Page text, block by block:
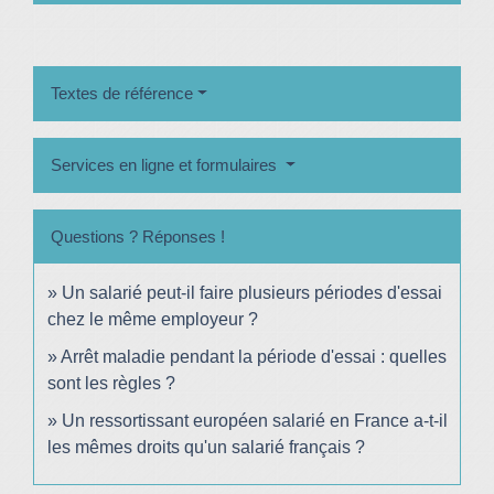
Textes de référence
Services en ligne et formulaires
Questions ? Réponses !
Un salarié peut-il faire plusieurs périodes d'essai
chez le même employeur ?
Arrêt maladie pendant la période d'essai : quelles
sont les règles ?
Un ressortissant européen salarié en France a-t-il
les mêmes droits qu'un salarié français ?